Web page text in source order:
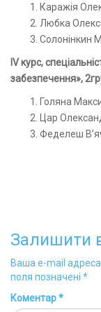
Каражія
Любка
Солонінкин
Vкурс,
забезпечення»,
Голяна
Цар
Феделеш
Залишити
Ваша e-mail
поля позначені *
Коментар*